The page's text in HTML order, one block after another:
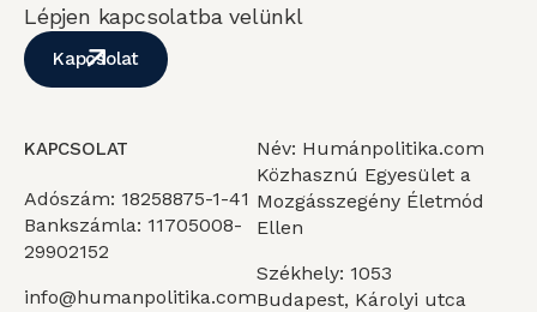
Lépjen kapcsolatba velünkl
Kapcsolat
KAPCSOLAT
Adószám: 18258875-1-41
Bankszámla: 11705008-
29902152
info@humanpolitika.com
Név: Humánpolitika.com
Közhasznú Egyesület a
Mozgásszegény Életmód
Ellen
Székhely: 1053
Budapest, Károlyi utca